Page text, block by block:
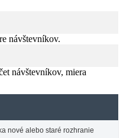
návštevníkov.
návštevníkov, miera
nové alebo staré rozhranie